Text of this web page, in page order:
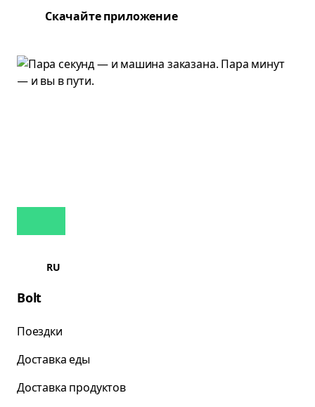
Скачайте приложение
RU
Bolt
Поездки
Доставка еды
Доставка продуктов